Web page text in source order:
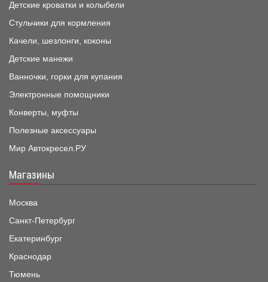
Детские кроватки и колыбели
Стульчики для кормления
Качели, шезлонги, коконы
Детские манежи
Ванночки, горки для купания
Электронные помощники
Конверты, муфты
Полезные аксессуары
Мир Автокресел.РУ
Магазины
Москва
Санкт-Петербург
Екатеринбург
Краснодар
Тюмень